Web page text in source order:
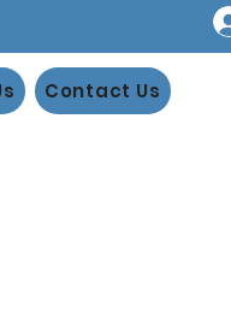
Contact Us